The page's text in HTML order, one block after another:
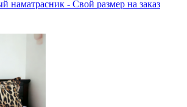
наматрасник - Свой размер на заказ